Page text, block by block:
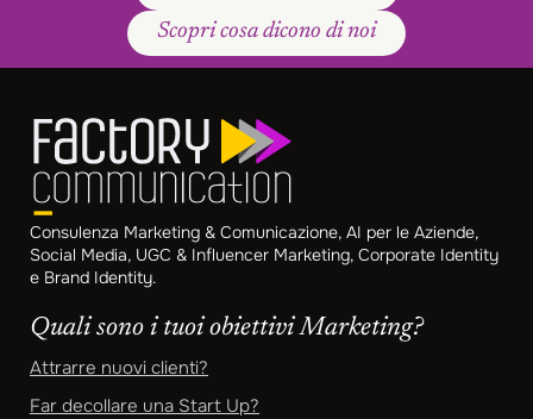
Scopri cosa dicono di noi
Consulenza Marketing & Comunicazione, AI per le Aziende,
Social Media, UGC & Influencer Marketing, Corporate Identity
e Brand Identity.
Quali sono i tuoi obiettivi Marketing?
Attrarre nuovi clienti?
Far decollare una Start Up?